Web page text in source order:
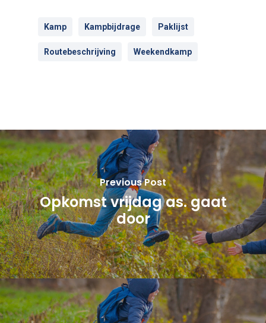
Kamp Kampbijdrage Paklijst
Routebeschrijving Weekendkamp
Previous Post
Opkomst vrijdag as. gaat
door